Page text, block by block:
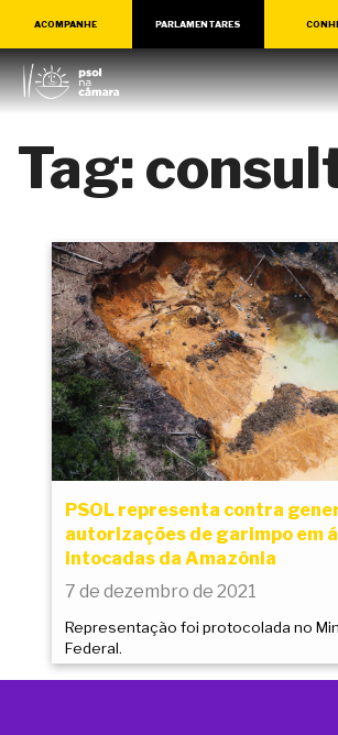
ACOMPANHE PARLAMENTARES
Tag:
PSOL representa contra
autorizações de garimpo em
intocadas da Amazônia
7 de dezembro de 2021
Representação foi protocolada no
Federal.